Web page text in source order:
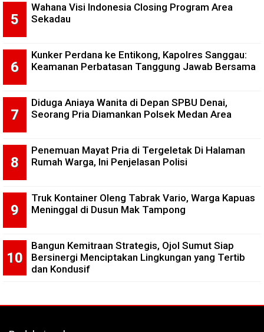
Wahana Visi Indonesia Closing Program Area
Sekadau
Kunker Perdana ke Entikong, Kapolres Sanggau:
Keamanan Perbatasan Tanggung Jawab Bersama
Diduga Aniaya Wanita di Depan SPBU Denai,
Seorang Pria Diamankan Polsek Medan Area
Penemuan Mayat Pria di Tergeletak Di Halaman
Rumah Warga, Ini Penjelasan Polisi
Truk Kontainer Oleng Tabrak Vario, Warga Kapuas
Meninggal di Dusun Mak Tampong
Bangun Kemitraan Strategis, Ojol Sumut Siap
Bersinergi Menciptakan Lingkungan yang Tertib
dan Kondusif